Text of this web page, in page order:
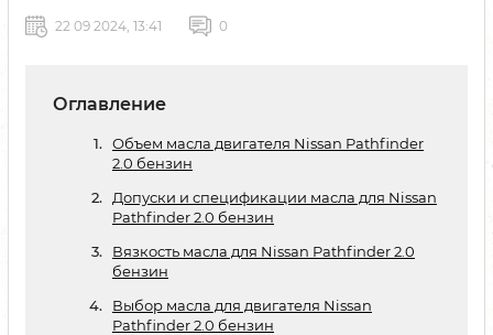
22 09 2024, 13:41 0
Оглавление
Объем масла двигателя Nissan Pathfinder
2.0 бензин
Допуски и спецификации масла для Nissan
Pathfinder 2.0 бензин
Вязкость масла для Nissan Pathfinder 2.0
бензин
Выбор масла для двигателя Nissan
Pathfinder 2.0 бензин